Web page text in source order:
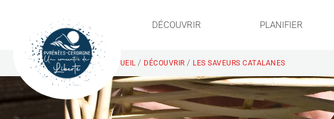
DÉCOUVRIR PLANIFIER
ACCUEIL / DÉCOUVRIR / LES SAVEURS CATALANES